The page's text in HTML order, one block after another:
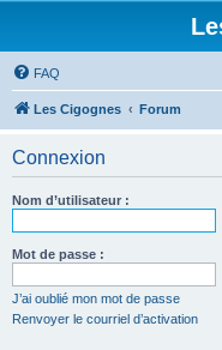
FAQ
Les Cigognes Forum
Connexion
Nom d’utilisateur :
Mot de passe :
J’ai oublié mon mot de passe
Renvoyer le courriel d’activation